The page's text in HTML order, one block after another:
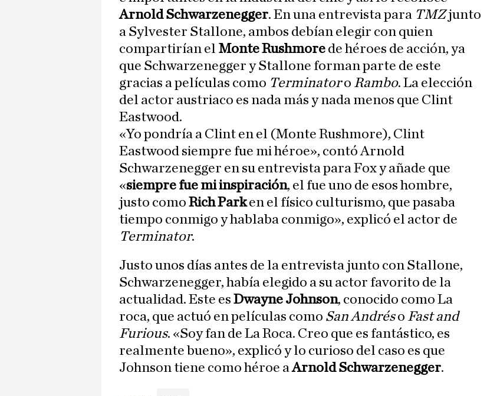
Arnold Schwarzenegger. En una entrevista para TMZjunto
a Sylvester Stallone, ambos debían elegir con quien
compartirían el Monte Rushmore de héroes de acción, ya
que Schwarzenegger y Stallone forman parte de este
gracias a películas como Terminatoro Rambo. La elección
del actor austriaco es nada más y nada menos que Clint
Eastwood.
«Yo pondría a Clint en el (Monte Rushmore), Clint
Eastwood siempre fue mi héroe», contó Arnold
Schwarzenegger en su entrevista para Fox y añade que
«siempre fue mi inspiración, el fue uno de esos hombre,
justo como Rich Parken el físico culturismo, que pasaba
tiempo conmigo y hablaba conmigo», explicó el actor de
Terminator.
Justo unos días antes de la entrevista junto con Stallone,
Schwarzenegger, había elegido a su actor favorito de la
actualidad. Este es Dwayne Johnson, conocido como La
roca, que actuó en películas como San Andréso Fast and
Furious. «Soy fan de La Roca. Creo que es fantástico, es
realmente bueno», explicó y lo curioso del caso es que
Johnson tiene como héroe aArnold Schwarzenegger.